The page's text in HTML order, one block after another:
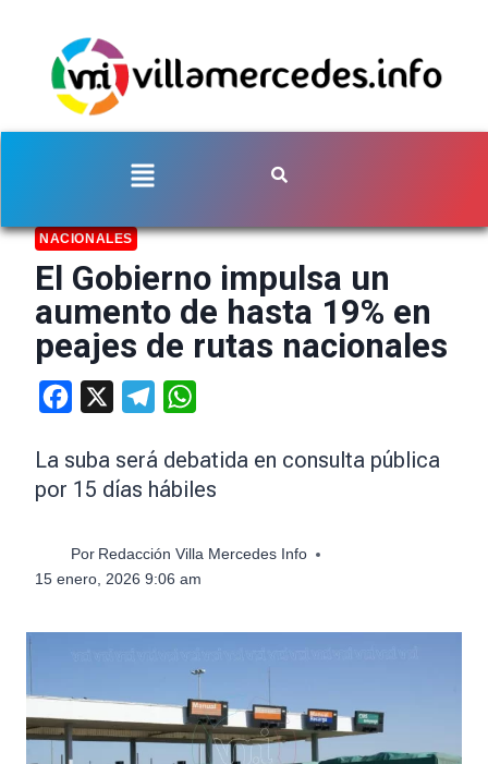
NACIONALES
El Gobierno impulsa un
aumento de hasta 19% en
peajes de rutas nacionales
Facebook Telegram
La suba será debatida en consulta pública
por 15 días hábiles
Por Redacción Villa Mercedes Info
15 enero, 2026 9:06 am